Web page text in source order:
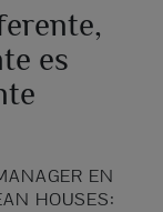
es
EN
HOUSES: